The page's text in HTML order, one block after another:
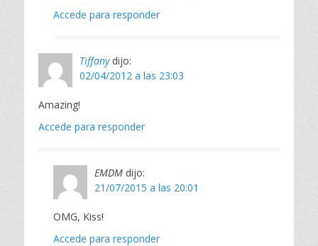
Accede para responder
Tiffany dijo:
02/04/2012 a las 23:03
Amazing!
Accede para responder
EMDM dijo:
21/07/2015 a las 20:01
OMG, Kiss!
Accede para responder